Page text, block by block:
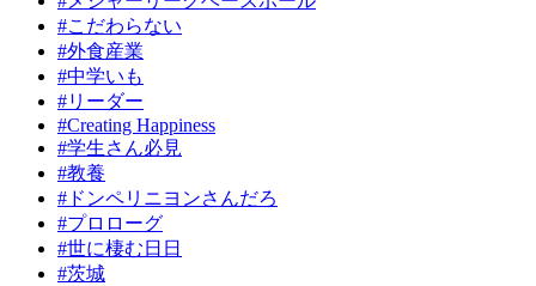
#こだわらない
#外食産業
#中学いも
#リーダー
#Creating Happiness
#学生さん必見
#教養
#ドンペリニヨンさんだろ
#プロローグ
#世に棲む日日
#茨城